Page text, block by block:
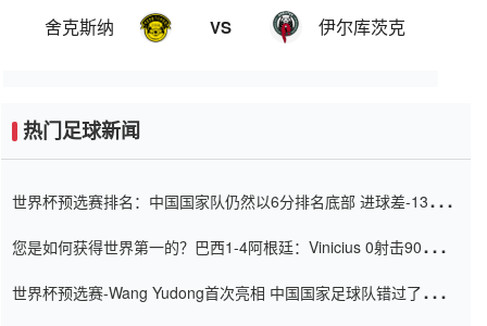
舍克斯纳 VS 伊尔库茨克
热门足球新闻
世界杯预选赛排名：中国国家队仍然以6分排名底部 进球差-13令人
您是如何获得世界第一的？巴西1-4阿根廷：Vinicius 0射击90分钟
世界杯预选赛-Wang Yudong首次亮相 中国国家足球队错过了世界